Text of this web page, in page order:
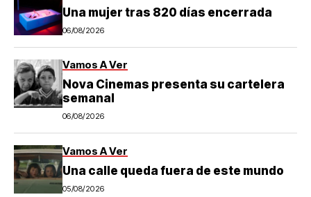
Una mujer tras 820 días encerrada
06/08/2026
Vamos A Ver
Nova Cinemas presenta su cartelera
semanal
06/08/2026
Vamos A Ver
Una calle queda fuera de este mundo
05/08/2026